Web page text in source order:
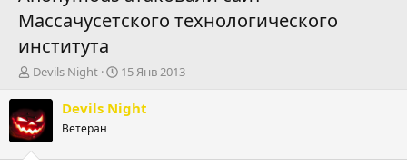
Массачусетского технологического
института
А
т
о
р
т
Devils Night
Д
т
а
15 Янв 2013
Devils Night
Ветеран